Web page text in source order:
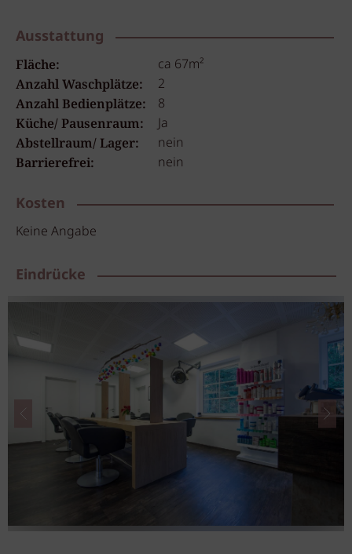
Ausstattung
Fläche: ca 67m²
Anzahl Waschplätze: 2
Anzahl Bedienplätze: 8
Küche/ Pausenraum: Ja
Abstellraum/ Lager: nein
Barrierefrei: nein
Kosten
Keine Angabe
Eindrücke